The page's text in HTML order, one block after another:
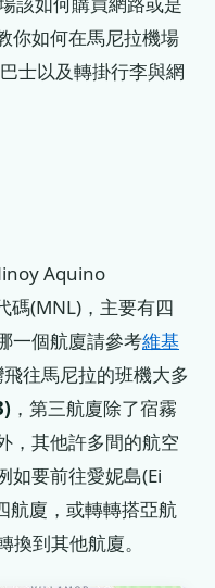
你如何在馬尼拉機場
士以及轉掛行李與網
Aquino
(MNL)，主要有四
一個航廈請參考維基
往馬尼拉的班機大多
，第三航廈除了宿霧
，其他許多間的航空
如要前往愛妮島(Ei
航廈，或轉轉搭亞航
到其他航廈。